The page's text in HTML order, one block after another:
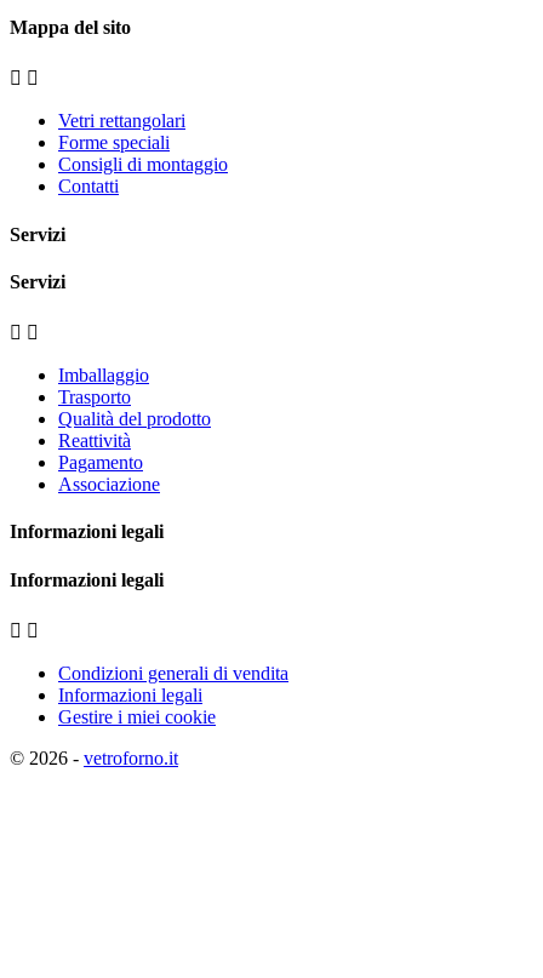
Mappa del sito
 
Vetri rettangolari
Forme speciali
Consigli di montaggio
Contatti
Servizi
Servizi
 
Imballaggio
Trasporto
Qualità del prodotto
Reattività
Pagamento
Associazione
Informazioni legali
Informazioni legali
 
Condizioni generali di vendita
Informazioni legali
Gestire i miei cookie
© 2026 - vetroforno.it